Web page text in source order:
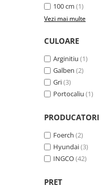
Volvo FH 3 Euro 5
Volvo FH 4 Euro 6
Lumini, Becuri, Proiectoare
Accesorii iluminare LED
Bare LED (LED Bar) off-road,
Becuri Halogen Auto
Becuri Led Auto
Becuri Xenon Auto
Seturi de Becuri Auto
100 cm (1)
Vezi mai multe
CULOARE
Arginitiu (1)
Galben (2)
Gri(3)
Portocaliu (1)
PRODUCATORI
Foerch (2)
Hyundai(3)
INGCO(42)
PRET